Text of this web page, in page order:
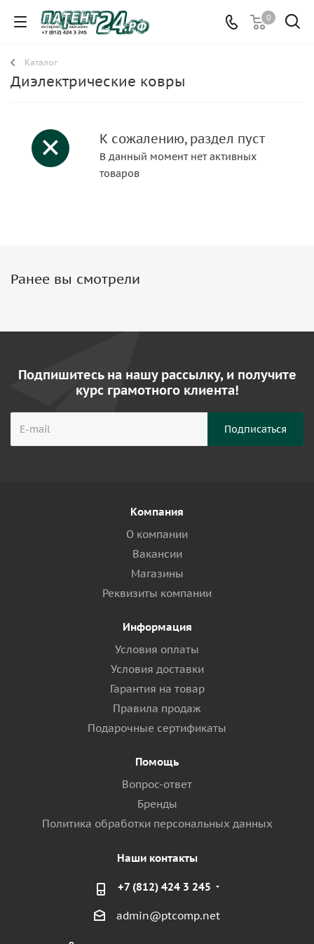
0
Каталог
Диэлектрические ковры
К сожалению, раздел пуст
В данный момент нет активных
товаров
Ранее вы смотрели
Подпишитесь на нашу рассылку, и получите
курс грамотного клиента!
Компания
О компании
Вакансии
Магазины
Реквизиты компании
Информация
Условия оплаты
Условия доставки
Гарантия на товар
Правила продаж
Подарочные сертификаты
Помощь
Вопрос-ответ
Бренды
Политика обработки персональных данных
Наши контакты
+7 (812) 424 3 245
admin@ptcomp.net